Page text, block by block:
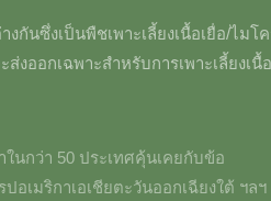
กันซึ่งเป็นพืชเพาะเลี้ยงเนื้อเยื่อ/ไ
ส่งออกเฉพาะสำหรับการเพาะเลี้ยง
นกว่า 50 ประเทศคุ้นเคยกับข้อ
เมริกาเอเชียตะวันออกเฉียงใต้ ฯลฯ